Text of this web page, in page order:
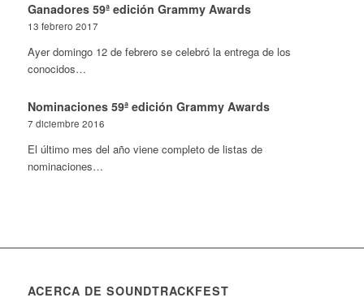
Ganadores 59ª edición Grammy Awards
13 febrero 2017
Ayer domingo 12 de febrero se celebró la entrega de los
conocidos…
Nominaciones 59ª edición Grammy Awards
7 diciembre 2016
El último mes del año viene completo de listas de
nominaciones…
ACERCA DE SOUNDTRACKFEST